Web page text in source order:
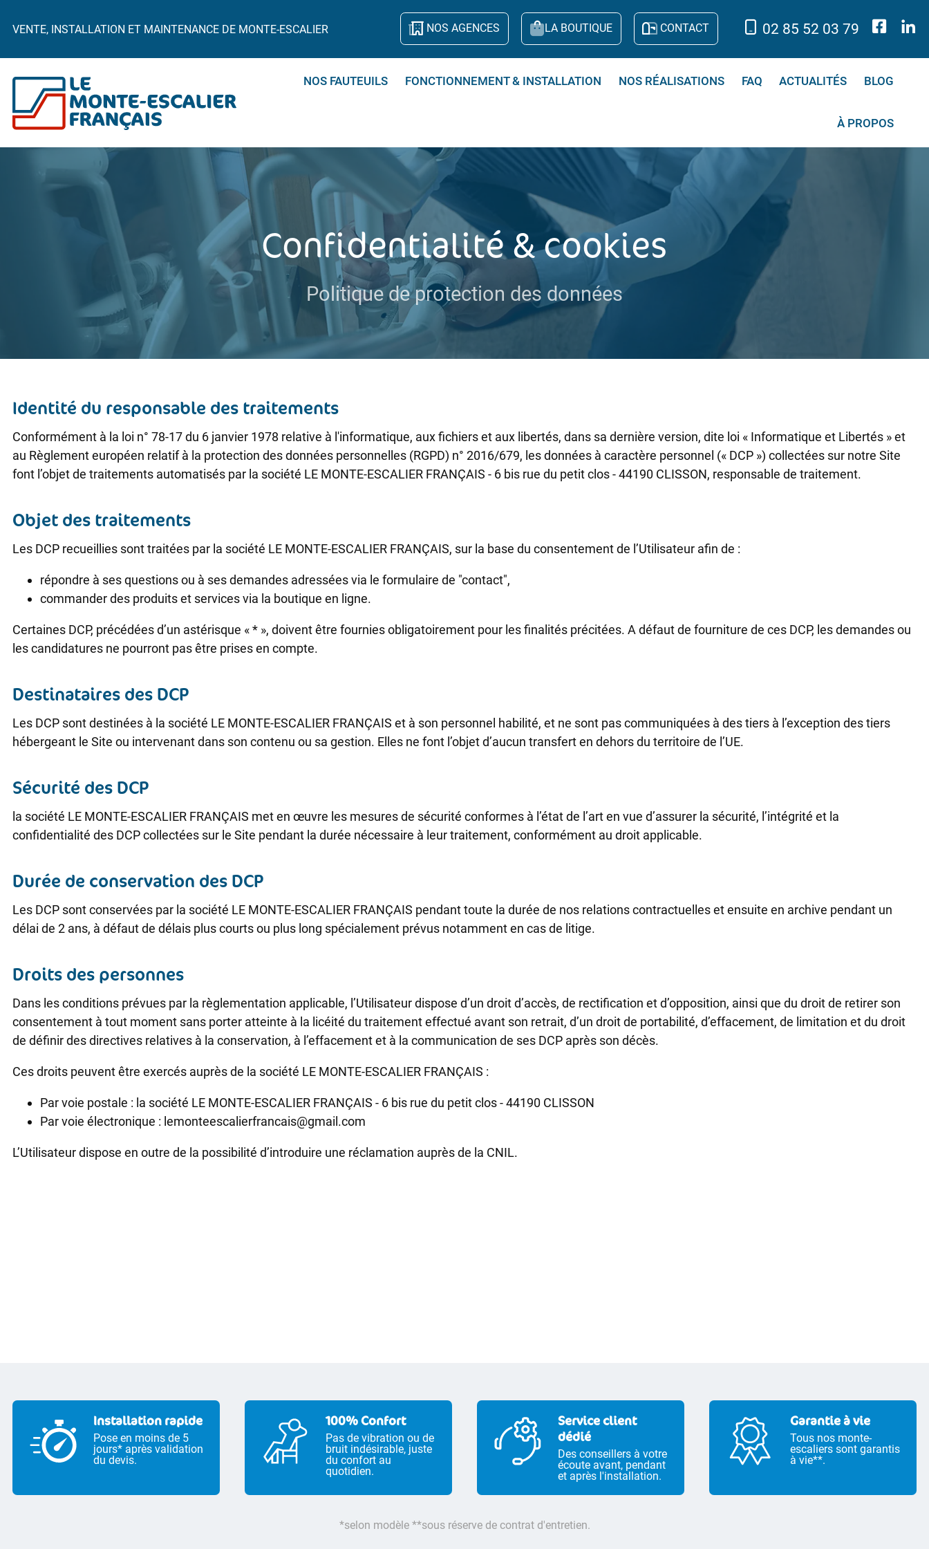
VENTE, INSTALLATION ET MAINTENANCE DE MONTE-ESCALIER NOS AGENCES LA BOUTIQUE CONTACT 02 85 52 03 79
NOS FAUTEUILS FONCTIONNEMENT & INSTALLATION NOS RÉALISATIONS FAQ ACTUALITÉS BLOG
À PROPOS
Confidentialité & cookies
Politique de protection des données
Identité du responsable des traitements
Conformément à la loi n° 78-17 du 6 janvier 1978 relative à l'informatique, aux fichiers et aux libertés, dans sa dernière version, dite loi « Informatique et Libertés » et
au Règlement européen relatif à la protection des données personnelles (RGPD) n° 2016/679, les données à caractère personnel (« DCP ») collectées sur notre Site
font l’objet de traitements automatisés par la société LE MONTE-ESCALIER FRANÇAIS - 6 bis rue du petit clos - 44190 CLISSON, responsable de traitement.
Objet des traitements
Les DCP recueillies sont traitées par la société LE MONTE-ESCALIER FRANÇAIS, sur la base du consentement de l’Utilisateur afin de :
répondre à ses questions ou à ses demandes adressées via le formulaire de "contact",
commander des produits et services via la boutique en ligne.
Certaines DCP, précédées d’un astérisque « * », doivent être fournies obligatoirement pour les finalités précitées. A défaut de fourniture de ces DCP, les demandes ou
les candidatures ne pourront pas être prises en compte.
Destinataires des DCP
Les DCP sont destinées à la société LE MONTE-ESCALIER FRANÇAIS et à son personnel habilité, et ne sont pas communiquées à des tiers à l’exception des tiers
hébergeant le Site ou intervenant dans son contenu ou sa gestion. Elles ne font l’objet d’aucun transfert en dehors du territoire de l’UE.
Sécurité des DCP
la société LE MONTE-ESCALIER FRANÇAIS met en œuvre les mesures de sécurité conformes à l’état de l’art en vue d’assurer la sécurité, l’intégrité et la
confidentialité des DCP collectées sur le Site pendant la durée nécessaire à leur traitement, conformément au droit applicable.
Durée de conservation des DCP
Les DCP sont conservées par la société LE MONTE-ESCALIER FRANÇAIS pendant toute la durée de nos relations contractuelles et ensuite en archive pendant un
délai de 2 ans, à défaut de délais plus courts ou plus long spécialement prévus notamment en cas de litige.
Droits des personnes
Dans les conditions prévues par la règlementation applicable, l’Utilisateur dispose d’un droit d’accès, de rectification et d’opposition, ainsi que du droit de retirer son
consentement à tout moment sans porter atteinte à la licéité du traitement effectué avant son retrait, d’un droit de portabilité, d’effacement, de limitation et du droit
de définir des directives relatives à la conservation, à l’effacement et à la communication de ses DCP après son décès.
Ces droits peuvent être exercés auprès de la société LE MONTE-ESCALIER FRANÇAIS :
Par voie postale : la société LE MONTE-ESCALIER FRANÇAIS - 6 bis rue du petit clos - 44190 CLISSON
Par voie électronique : lemonteescalierfrancais@gmail.com
L’Utilisateur dispose en outre de la possibilité d’introduire une réclamation auprès de la CNIL.
Installation rapide
Pose en moins de 5
jours* après validation
du devis.
100% Confort
Pas de vibration ou de
bruit indésirable, juste
du confort au
quotidien.
Service client
dédié
Des conseillers à votre
écoute avant, pendant
et après l'installation.
Garantie à vie
Tous nos monte-
escaliers sont garantis
à vie**.
*selon modèle **sous réserve de contrat d'entretien.